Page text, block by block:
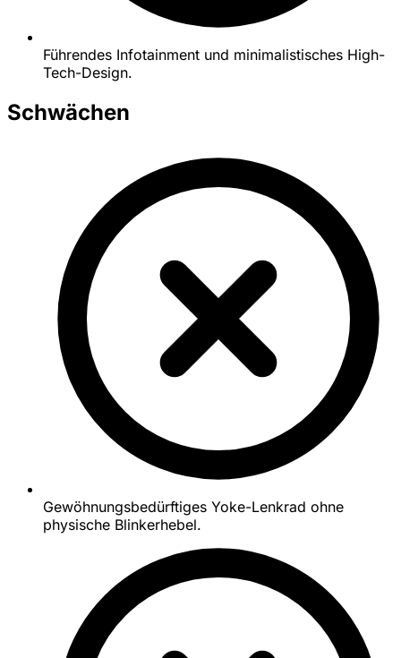
Führendes Infotainment und minimalistisches High-
Tech-Design.
Schwächen
Gewöhnungsbedürftiges Yoke-Lenkrad ohne
physische Blinkerhebel.